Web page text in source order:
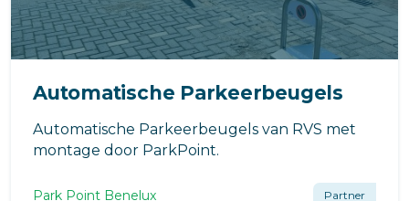
Automatische Parkeerbeugels
Automatische Parkeerbeugels van RVS met
montage door ParkPoint.
Park Point Benelux Partner